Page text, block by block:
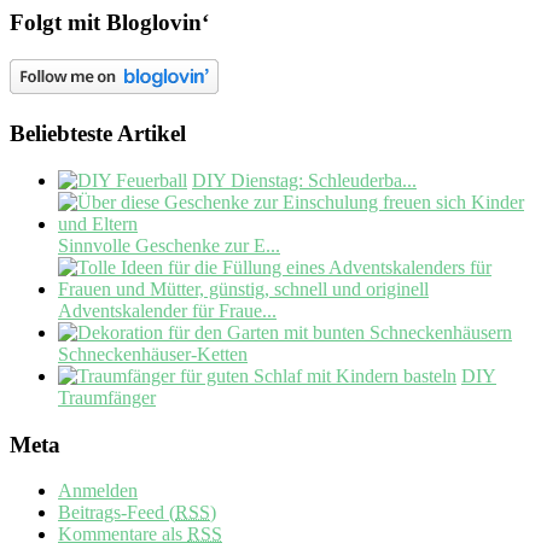
Folgt mit Bloglovin‘
Beliebteste Artikel
DIY Dienstag: Schleuderba...
Sinnvolle Geschenke zur E...
Adventskalender für Fraue...
Schneckenhäuser-Ketten
DIY
Traumfänger
Meta
Anmelden
Beitrags-Feed (RSS)
Kommentare als RSS